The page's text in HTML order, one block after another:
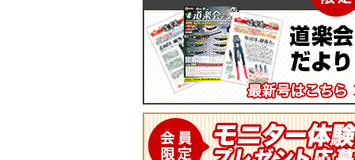
電工ジョイント
自動ポンチ
全ネジレンチ・ソケット
LEDライト
カチッとホルダー
SmartShuttoシリーズ
ソフトフィットシリーズ
SmartEdgeシリーズ
ハイクオリティ・レザーシリーズ
レザーシリーズ ナチュラル&ブラック
タイプ